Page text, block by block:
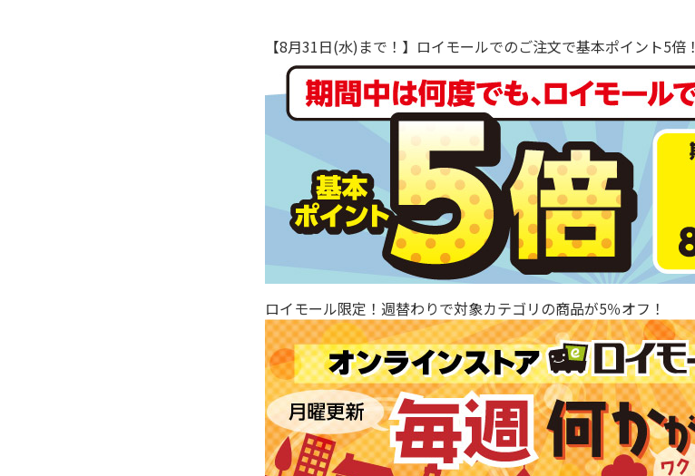
【8月31日(水)まで！】ロイモールでのご注文で基本ポイント5倍！
ロイモール限定！週替わりで対象カテゴリの商品が5％オフ！